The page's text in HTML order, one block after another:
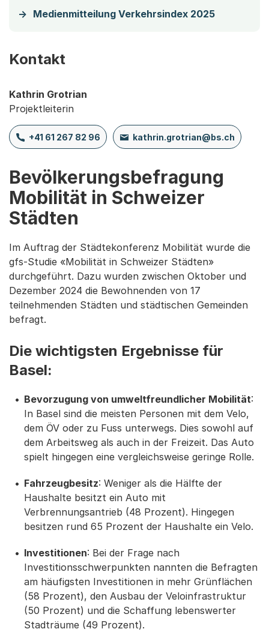
Medienmitteilung Verkehrsindex 2025
Kontakt
Kathrin Grotrian
Projektleiterin
+41 61 267 82 96 kathrin.grotrian@bs.ch
Bevölkerungsbefragung
Mobilität in Schweizer
Städten
Im Auftrag der Städtekonferenz Mobilität wurde die
gfs-Studie «Mobilität in Schweizer Städten»
durchgeführt. Dazu wurden zwischen Oktober und
Dezember 2024 die Bewohnenden von 17
teilnehmenden Städten und städtischen Gemeinden
befragt.
Die wichtigsten Ergebnisse für
Basel:
Bevorzugung von umweltfreundlicher Mobilität:
In Basel sind die meisten Personen mit dem Velo,
dem ÖV oder zu Fuss unterwegs. Dies sowohl auf
dem Arbeitsweg als auch in der Freizeit. Das Auto
spielt hingegen eine vergleichsweise geringe Rolle.
Fahrzeugbesitz: Weniger als die Hälfte der
Haushalte besitzt ein Auto mit
Verbrennungsantrieb (48 Prozent). Hingegen
besitzen rund 65 Prozent der Haushalte ein Velo.
Investitionen: Bei der Frage nach
Investitionsschwerpunkten nannten die Befragten
am häufigsten Investitionen in mehr Grünflächen
(58 Prozent), den Ausbau der Veloinfrastruktur
(50 Prozent) und die Schaffung lebenswerter
Stadträume (49 Prozent).